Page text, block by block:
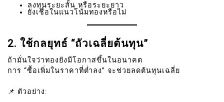
ลงทุนระยะสั้น หรือระยะยาว
ยังเชื่อในแนวโน้มทองหรือไม่
2. ใช้กลยุทธ์ “ถัวเฉลี่ยต้นทุน”
ถ้ามั่นใจว่าทองยังมีโอกาสขึ้นในอนาคต
การ “ซื้อเพิ่มในราคาที่ต่ำลง” จะช่วยลดต้นทุนเฉลี่ย
📌 ตัวอย่าง: